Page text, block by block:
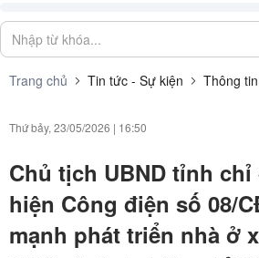
Trang chủ Tin tức - Sự kiện Thông
Thứ bảy, 23/05/2026 | 16:50
Chủ tịch UBND tỉnh
hiện Công điện số 08/
mạnh phát triển nhà ở